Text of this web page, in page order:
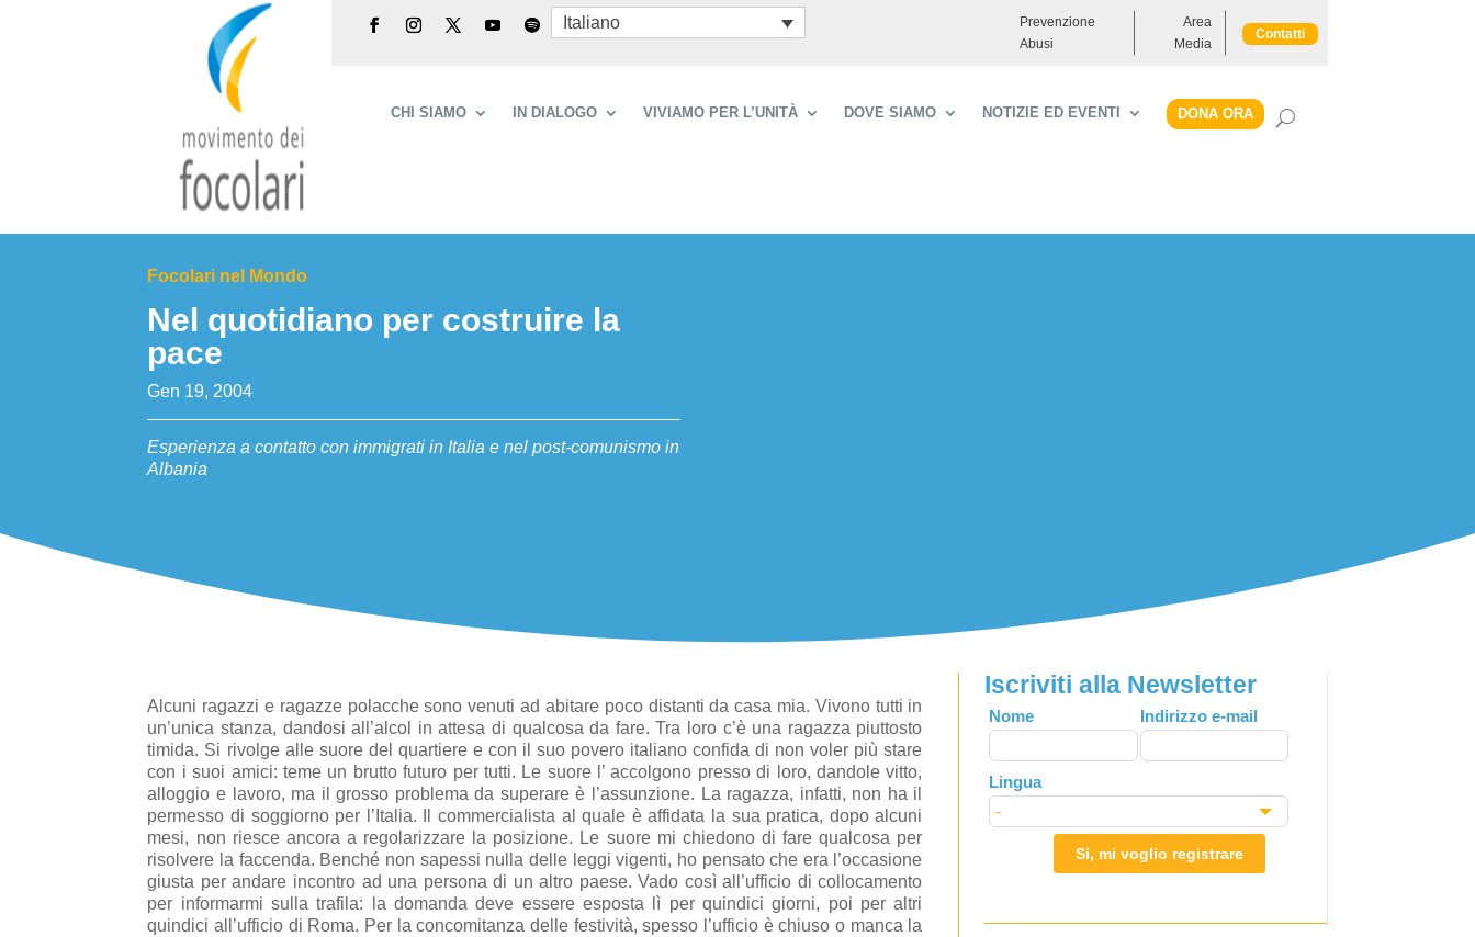
Italiano
Prevenzione
Abusi
Area
Media
Contatti
CHI SIAMO IN DIALOGO VIVIAMO PER L’UNITÀ DOVE SIAMO NOTIZIE ED EVENTI DONA ORA
Focolari nel Mondo
Nel quotidiano per costruire la
pace
Gen 19, 2004
Esperienza a contatto con immigrati in Italia e nel post-comunismo in
Albania
Alcuni ragazzi e ragazze polacche sono venuti ad abitare poco distanti da casa mia. Vivono tutti in
un’unica stanza, dandosi all’alcol in attesa di qualcosa da fare. Tra loro c’è una ragazza piuttosto
timida. Si rivolge alle suore del quartiere e con il suo povero italiano confida di non voler più stare
con i suoi amici: teme un brutto futuro per tutti. Le suore l’ accolgono presso di loro, dandole vitto,
alloggio e lavoro, ma il grosso problema da superare è l’assunzione. La ragazza, infatti, non ha il
permesso di soggiorno per l’Italia. Il commercialista al quale è affidata la sua pratica, dopo alcuni
mesi, non riesce ancora a regolarizzare la posizione. Le suore mi chiedono di fare qualcosa per
risolvere la faccenda. Benché non sapessi nulla delle leggi vigenti, ho pensato che era l’occasione
giusta per andare incontro ad una persona di un altro paese. Vado così all’ufficio di collocamento
per informarmi sulla trafila: la domanda deve essere esposta lì per quindici giorni, poi per altri
quindici all’ufficio di Roma. Per la concomitanza delle festività, spesso l’ufficio è chiuso o manca la
Iscriviti alla Newsletter
Leave
this
field
blank
Nome Indirizzo e-mail
Lingua
Si, mi voglio registrare